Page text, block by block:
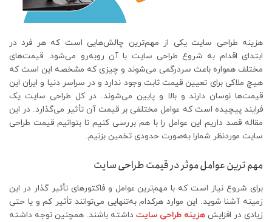
هزینه طراحی سایت یکی از مهم‌ترین چالش‌هایی است که هر فرد در
ابتدای اقدام به شروع طراحی سایت با آن روبه‌رو می‌شود. قیمت‌های
مختلف همواره باعث سردرگمی می‌شوند و چیزی که مشخصه این است که
هیچ ملاکی برای تعیین قیمت ثابت وجود ندارد و در سراسر دنیا و ایران این
قیمت‌ها نوسان دارند و بالا و پایین می‌شوند. در کل طراحی سایت یک
فرایند پیچیده است که عوامل مختلفی بر قیمت آن تأثیر می‌گذارد. در این
مقاله قصد داریم این عوامل را با هم بررسی کنیم تا بتوانیم قیمت طراحی
سایت موردنظر شمارا به‌صورت حدودی تخمین بزنیم.
مهم ترین عوامل موثر در قیمت طراحی سایت
برای شروع نیاز است که با مهم‌ترین عوامل و فاکتورهای تأثیر گذار در این
زمینه آشنا شوید. این موارد هرکدام به‌تنهایی می‌توانند تأثیر کم و یا حتی
زیادی در افزایش هزینه طراحی سایت داشته باشند. همچنین توجه داشته